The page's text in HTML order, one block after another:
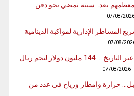
بعد.. سبتة تمضي نحو دفن
07/08/
المساطر الإدارية لمواكبة الدينامية
07/08/
أغلى 10 لاعبين أفارقة عبر التاريخ … 144 مليون دولار لنجم ريال
07/08/2026
حرارة وامطار ورياح في عدد من